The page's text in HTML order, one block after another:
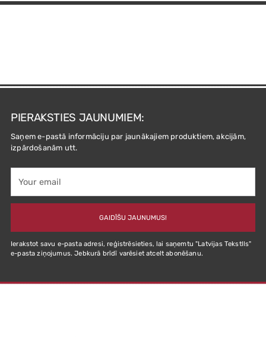
PIERAKSTIES JAUNUMIEM:
Saņem e-pastā informāciju par jaunākajiem produktiem, akcijām,
izpārdošanām utt.
email
GAIDĪŠU JAUNUMUS!
Ierakstot savu e-pasta adresi, reģistrēsieties, lai saņemtu "Latvijas Tekstlls"
e-pasta ziņojumus. Jebkurā brīdī varēsiet atcelt abonēšanu.